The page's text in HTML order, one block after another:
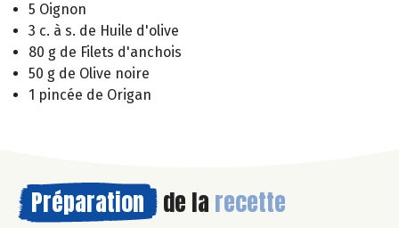
5 Oignon
3 c. à s. de Huile d'olive
80 g de Filets d'anchois
50 g de Olive noire
1 pincée de Origan
Préparation de la recette